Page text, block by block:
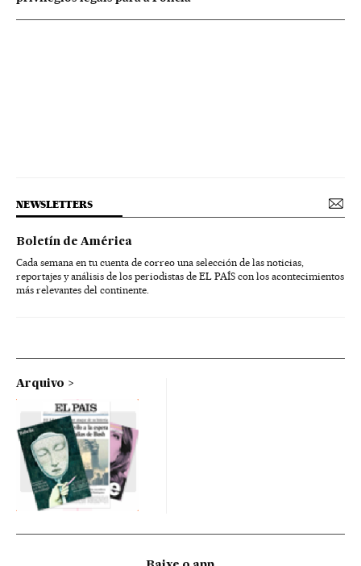
NEWSLETTERS
Boletín de América
Cada semana en tu cuenta de correo una selección de las noticias,
reportajes y análisis de los periodistas de EL PAÍS con los acontecimientos
más relevantes del continente.
Arquivo